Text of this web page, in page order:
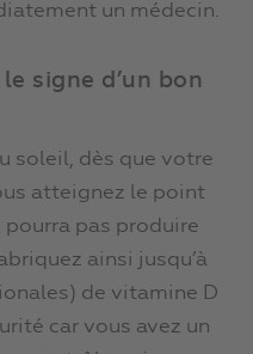
un médecin.
signe d’un bon
soleil, dès que votre
atteignez le point
pourra pas produire
ainsi jusqu’à
de vitamine D
car vous avez un